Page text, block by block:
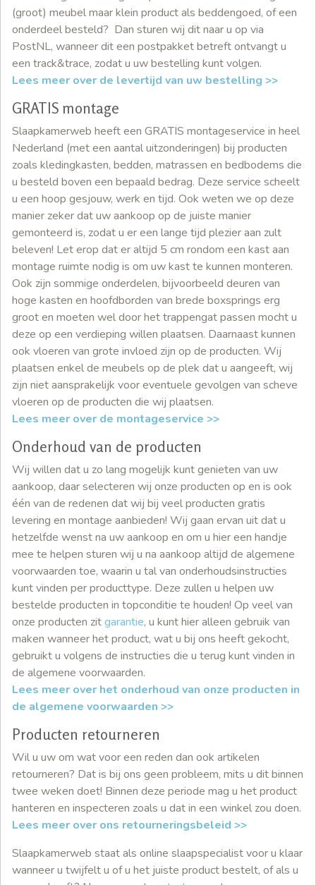
(groot) meubel maar klein product als beddengoed, of een
onderdeel besteld? Dan sturen wij dit naar u op via
PostNL, wanneer dit een postpakket betreft ontvangt u
een track&trace, zodat u uw bestelling kunt volgen.
Lees meer over de levertijd van uw bestelling >>
GRATIS montage
Slaapkamerweb heeft een GRATIS montageservice in heel
Nederland (met een aantal uitzonderingen) bij producten
zoals kledingkasten, bedden, matrassen en bedbodems die
u besteld boven een bepaald bedrag. Deze service scheelt
u een hoop gesjouw, werk en tijd. Ook weten we op deze
manier zeker dat uw aankoop op de juiste manier
gemonteerd is, zodat u er een lange tijd plezier aan zult
beleven! Let erop dat er altijd 5 cm rondom een kast aan
montage ruimte nodig is om uw kast te kunnen monteren.
Ook zijn sommige onderdelen, bijvoorbeeld deuren van
hoge kasten en hoofdborden van brede boxsprings erg
groot en moeten wel door het trappengat passen mocht u
deze op een verdieping willen plaatsen. Daarnaast kunnen
ook vloeren van grote invloed zijn op de producten. Wij
plaatsen enkel de meubels op de plek dat u aangeeft, wij
zijn niet aansprakelijk voor eventuele gevolgen van scheve
vloeren op de producten die wij plaatsen.
Lees meer over de montageservice >>
Onderhoud van de producten
Wij willen dat u zo lang mogelijk kunt genieten van uw
aankoop, daar selecteren wij onze producten op en is ook
één van de redenen dat wij bij veel producten gratis
levering en montage aanbieden! Wij gaan ervan uit dat u
hetzelfde wenst na uw aankoop en om u hier een handje
mee te helpen sturen wij u na aankoop altijd de algemene
voorwaarden toe, waarin u tal van onderhoudsinstructies
kunt vinden per producttype. Deze zullen u helpen uw
bestelde producten in topconditie te houden! Op veel van
onze producten zitgarantie, u kunt hier alleen gebruik van
maken wanneer het product, wat u bij ons heeft gekocht,
gebruikt u volgens de instructies die u terug kunt vinden in
de algemene voorwaarden.
Lees meer over het onderhoud van onze producten in
de algemene voorwaarden >>
Producten retourneren
Wil u uw om wat voor een reden dan ook artikelen
retourneren? Dat is bij ons geen probleem, mits u dit binnen
twee weken doet! Binnen deze periode mag u het product
hanteren en inspecteren zoals u dat in een winkel zou doen.
Lees meer over ons retourneringsbeleid >>
Slaapkamerweb staat als online slaapspecialist voor u klaar
wanneer u twijfelt u of u het juiste product bestelt, of als u